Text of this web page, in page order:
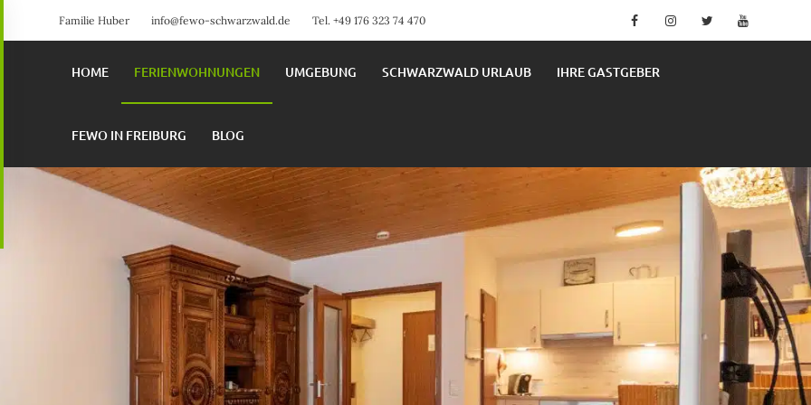
Familie Huber info@fewo-schwarzwald.de Tel. +49 176 323 74 470 FacebookInstagramTwitter
HOME FERIENWOHNUNGEN UMGEBUNG SCHWARZWALD URLAUB IHRE GASTGEBER
FEWO IN FREIBURG BLOG